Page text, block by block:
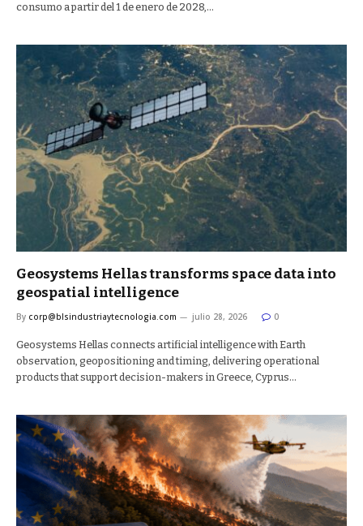
consumo a partir del 1 de enero de 2028,…
Geosystems Hellas transforms space data into
geospatial intelligence
By corp@blsindustriaytecnologia.com julio 28, 2026 0
Geosystems Hellas connects artificial intelligence with Earth
observation, geopositioning and timing, delivering operational
products that support decision-makers in Greece, Cyprus…